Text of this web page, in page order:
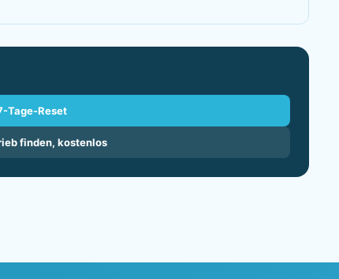
Tage-Reset
finden, kostenlos